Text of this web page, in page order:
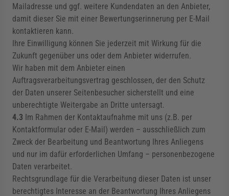
Mailadresse und ggf. weitere Kundendaten an den Anbieter,
damit dieser Sie mit einer Bewertungserinnerung per E-Mail
kontaktieren kann.
Ihre Einwilligung können Sie jederzeit mit Wirkung für die
Zukunft gegenüber uns oder dem Anbieter widerrufen.
Wir haben mit dem Anbieter einen
Auftragsverarbeitungsvertrag geschlossen, der den Schutz
der Daten unserer Seitenbesucher sicherstellt und eine
unberechtigte Weitergabe an Dritte untersagt.
4.3 Im Rahmen der Kontaktaufnahme mit uns (z.B. per
Kontaktformular oder E-Mail) werden – ausschließlich zum
Zweck der Bearbeitung und Beantwortung Ihres Anliegens
und nur im dafür erforderlichen Umfang – personenbezogene
Daten verarbeitet.
Rechtsgrundlage für die Verarbeitung dieser Daten ist unser
berechtigtes Interesse an der Beantwortung Ihres Anliegens